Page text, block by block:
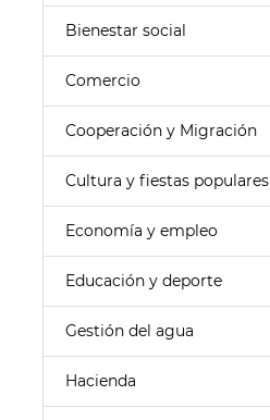
Bienestar social
Comercio
Cooperación y Migración
Cultura y fiestas populares
Economía y empleo
Educación y deporte
Gestión del agua
Hacienda